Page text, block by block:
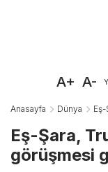
A+ A-
Anasayfa Dünya
Eş-Şara,
görüşmesi